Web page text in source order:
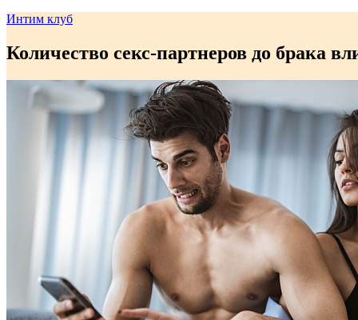
Интим клуб
Количество секс-партнеров до брака